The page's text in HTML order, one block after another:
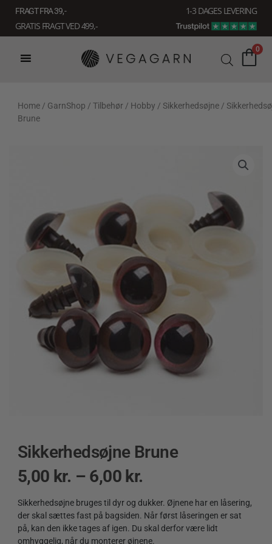
indholdet
FRAGT FRA 39, -
1-3 DAGES LEVERING
GRATIS FRAGT VED 499,-
0
Home / GarnShop / Tilbehør / Hobby / Sikkerhedsøjne /
Brune
Sikkerhedsøjne Brune
5,00 kr. – 6,00 kr.
Sikkerhedsøjne bruges til dyr og dukker. Øjnene har en låsering,
der skal sættes fast på bagsiden. Når først låseringen er sat
på, kan den ikke tages af igen. Du skal derfor være lidt
omhyggelig, når du monterer øjnene.